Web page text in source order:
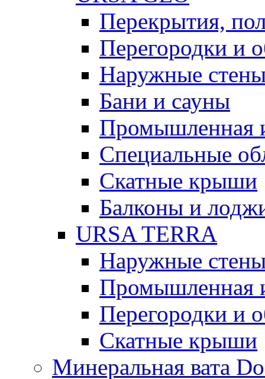
Перекрытия,
Перегородки и
Наружные
Бани и сауны
Промышленная
Специальные
Скатные крыши
Балконы и
URSA TERRA
Наружные
Промышленная
Перегородки и
Скатные крыши
Минеральная вата